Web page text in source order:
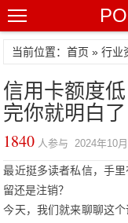
当前位置：首页 »行业
信用卡额度
完你就明白了
1840 人参与 2024年10
最近挺多读者私信，手
留还是注销？
今天，我们就来聊聊这